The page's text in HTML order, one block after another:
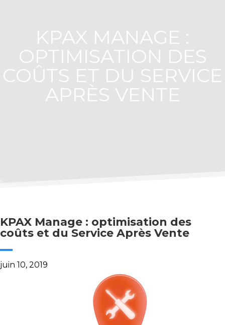
KPAX MANAGE :
OPTIMISATION DES
COÛTS ET DU SERVICE
APRÈS VENTE
KPAX Manage : optimisation des
coûts et du Service Après Vente
juin 10, 2019